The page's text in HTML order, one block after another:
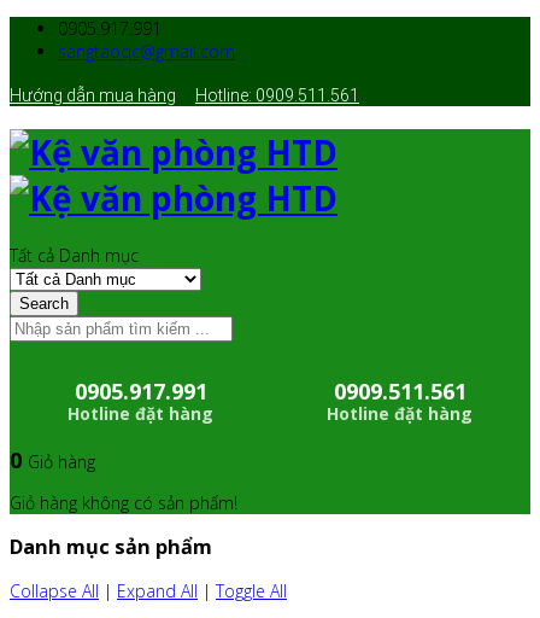
0905.917.991
sangtaoqc@gmail.com
Hướng dẫn mua hàng Hotline: 0909.511.561
Tất cả Danh mục
Search
0905.917.991
Hotline đặt hàng
0909.511.561
Hotline đặt hàng
0 Giỏ hàng
Giỏ hàng không có sản phẩm!
Danh mục sản phẩm
Collapse All | Expand All |Toggle All